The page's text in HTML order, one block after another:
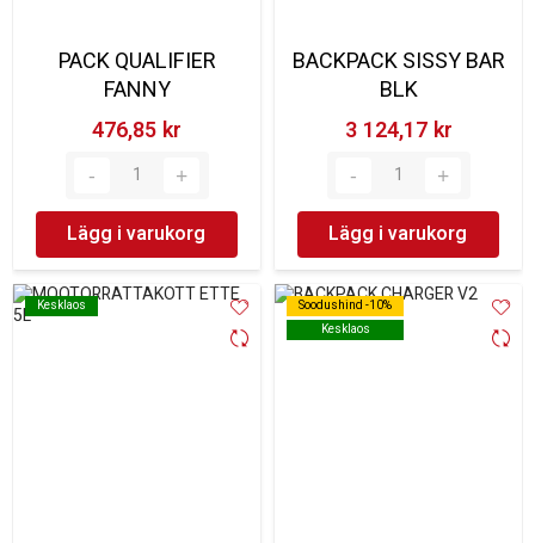
PACK QUALIFIER
FANNY
476,85 kr‎
Lägg i varukorg
BACKPACK SISSY BAR
BLK
3 124,17 kr‎
Lägg i varukorg
Kesklaos
Kesklaos
Soodushind -10%
Kesklaos
Soodushind -10%
Kesklaos